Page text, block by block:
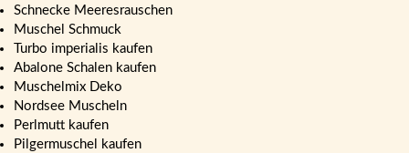
Schnecke Meeresrauschen
Muschel Schmuck
Turbo imperialis kaufen
Abalone Schalen kaufen
Muschelmix Deko
Nordsee Muscheln
Perlmutt kaufen
Pilgermuschel kaufen